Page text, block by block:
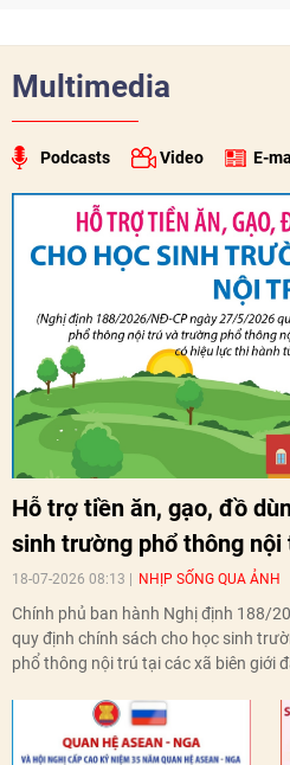
Multimedia
Podcasts Video E-
Hỗ trợ tiền ăn, gạo, đồ
sinh trường phổ thông nội
18-07-2026 08:13 NHỊP SỐNG QUA ẢNH
Chính phủ ban hành Nghị định 188/
quy định chính sách cho học sinh
phổ thông nội trú tại các xã biên giới